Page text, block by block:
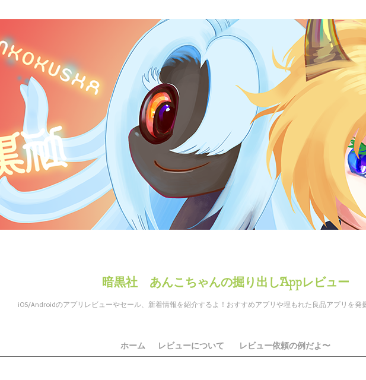
暗黒社 あんこちゃんの掘り出しAppレビュー
iOS/Androidのアプリレビューやセール、新着情報を紹介するよ！おすすめアプリや埋もれた良品アプリを発
ホーム レビューについて レビュー依頼の例だよ〜